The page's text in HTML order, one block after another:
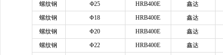
螺纹钢
Ф25 HRB400E
鑫达
螺纹钢
Φ18 HRB400E
鑫达
螺纹钢
Φ20 HRB400E
鑫达
螺纹钢
Φ22 HRB400E
鑫达